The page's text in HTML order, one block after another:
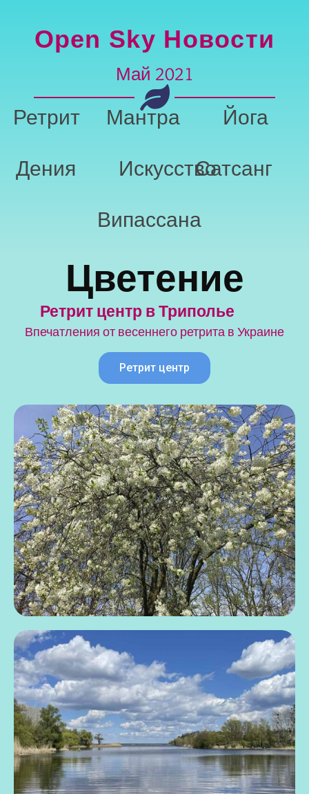
Open Sky Новости
Май 2021
Ретрит Мантра Йога
Дения ИскусствоСатсанг
Випассана
Цветение
Ретрит центр в Триполье
Впечатления от весеннего ретрита в Украине
Ретрит центр